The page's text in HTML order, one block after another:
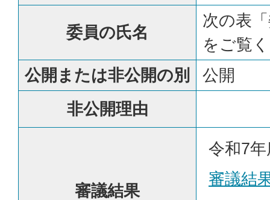
委員の氏名
次の表
をご覧
公開または非公開の別
公開
非公開理由
審議結果
令和7年
審議結